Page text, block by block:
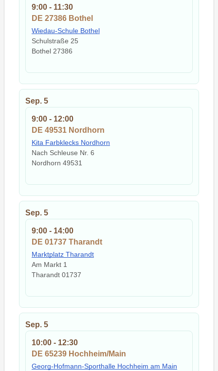
9:00 - 11:30
DE 27386 Bothel
Wiedau-Schule Bothel
Schulstraße 25
Bothel 27386
Sep. 5
9:00 - 12:00
DE 49531 Nordhorn
Kita Farbklecks Nordhorn
Nach Schleuse Nr. 6
Nordhorn 49531
Sep. 5
9:00 - 14:00
DE 01737 Tharandt
Marktplatz Tharandt
Am Markt 1
Tharandt 01737
Sep. 5
10:00 - 12:30
DE 65239 Hochheim/Main
Georg-Hofmann-Sporthalle Hochheim am Main